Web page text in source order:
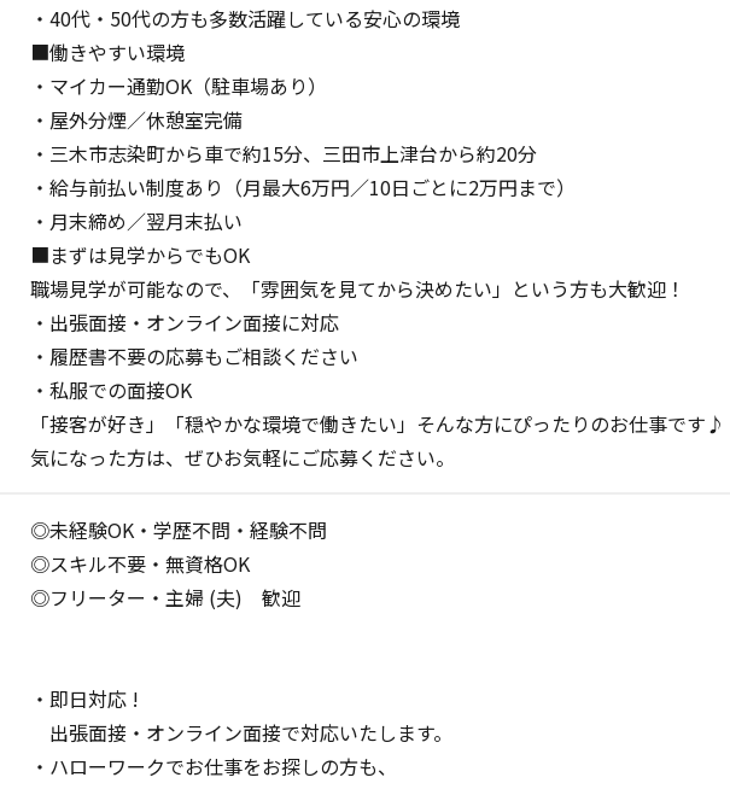
・40代・50代の方も多数活躍している安心の環境
■働きやすい環境
・マイカー通勤OK（駐車場あり）
・屋外分煙／休憩室完備
・三木市志染町から車で約15分、三田市上津台から約20分
・給与前払い制度あり（月最大6万円／10日ごとに2万円まで）
・月末締め／翌月末払い
■まずは見学からでもOK
職場見学が可能なので、「雰囲気を見てから決めたい」という方も大歓迎！
・出張面接・オンライン面接に対応
・履歴書不要の応募もご相談ください
・私服での面接OK
「接客が好き」「穏やかな環境で働きたい」そんな方にぴったりのお仕事です♪
気になった方は、ぜひお気軽にご応募ください。
◎未経験OK・学歴不問・経験不問
◎スキル不要・無資格OK
◎フリーター・主婦 (夫) 歓迎
・即日対応 !
出張面接・オンライン面接で対応いたします。
・ハローワークでお仕事をお探しの方も、